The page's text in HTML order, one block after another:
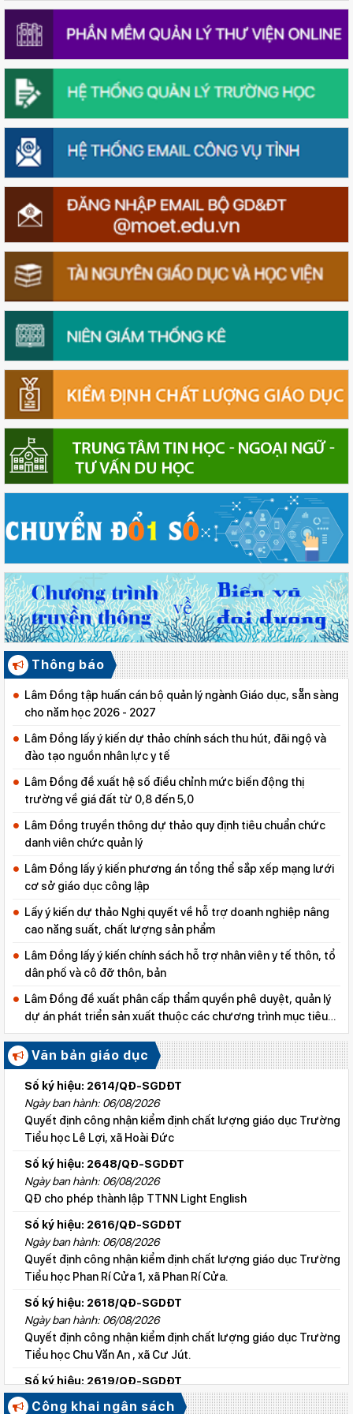
Thông báo
Lâm Đồng tập huấn cán bộ quản lý ngành Giáo dục, sẵn sàng
cho năm học 2026 - 2027
Lâm Đồng lấy ý kiến dự thảo chính sách thu hút, đãi ngộ và
đào tạo nguồn nhân lực y tế
Lâm Đồng đề xuất hệ số điều chỉnh mức biến động thị
trường về giá đất từ 0,8 đến 5,0
Lâm Đồng truyền thông dự thảo quy định tiêu chuẩn chức
danh viên chức quản lý
Lâm Đồng lấy ý kiến phương án tổng thể sắp xếp mạng lưới
cơ sở giáo dục công lập
Lấy ý kiến dự thảo Nghị quyết về hỗ trợ doanh nghiệp nâng
cao năng suất, chất lượng sản phẩm
Lâm Đồng lấy ý kiến chính sách hỗ trợ nhân viên y tế thôn, tổ
dân phố và cô đỡ thôn, bản
Lâm Đồng đề xuất phân cấp thẩm quyền phê duyệt, quản lý
dự án phát triển sản xuất thuộc các chương trình mục tiêu
quốc gia
Văn bản giáo dục
Số ký hiệu: 2614/QĐ-SGDĐT
Ngày ban hành: 06/08/2026
Quyết định công nhận kiểm định chất lượng giáo dục Trường
Tiểu học Lê Lợi, xã Hoài Đức
Số ký hiệu: 2648/QĐ-SGDĐT
Ngày ban hành: 06/08/2026
QĐ cho phép thành lập TTNN Light English
Số ký hiệu: 2616/QĐ-SGDĐT
Ngày ban hành: 06/08/2026
Quyết định công nhận kiểm định chất lượng giáo dục Trường
Tiểu học Phan Rí Cửa 1, xã Phan Rí Cửa.
Số ký hiệu: 2618/QĐ-SGDĐT
Ngày ban hành: 06/08/2026
Quyết định công nhận kiểm định chất lượng giáo dục Trường
Tiểu học Chu Văn An , xã Cư Jút.
Số ký hiệu: 2619/QĐ-SGDĐT
Ngày ban hành: 06/08/2026
Công khai ngân sách